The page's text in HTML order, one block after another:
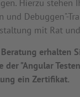
Hierzu stehen
und Debuggen"-
mit Rat
erhalten
der "Angular
ein Zertifikat.